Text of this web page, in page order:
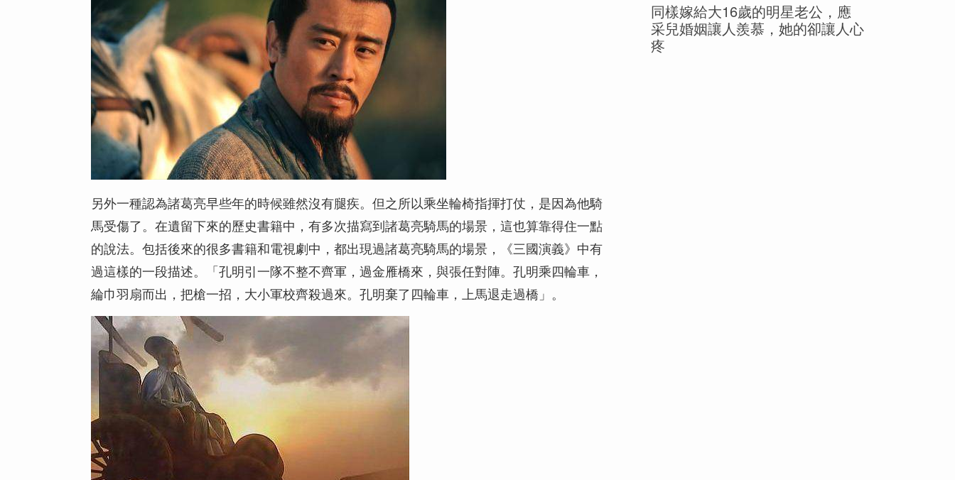
另外一種認為諸葛亮早些年的時候雖然沒有腿疾。但之所以乘坐輪椅指揮打仗，是因為他騎
馬受傷了。在遺留下來的歷史書籍中，有多次描寫到諸葛亮騎馬的場景，這也算靠得住一點
的說法。包括後來的很多書籍和電視劇中，都出現過諸葛亮騎馬的場景，《三國演義》中有
過這樣的一段描述。「孔明引一隊不整不齊軍，過金雁橋來，與張任對陣。孔明乘四輪車，
綸巾羽扇而出，把槍一招，大小軍校齊殺過來。孔明棄了四輪車，上馬退走過橋」。
同樣嫁給大16歲的明星老公，應
采兒婚姻讓人羨慕，她的卻讓人心
疼